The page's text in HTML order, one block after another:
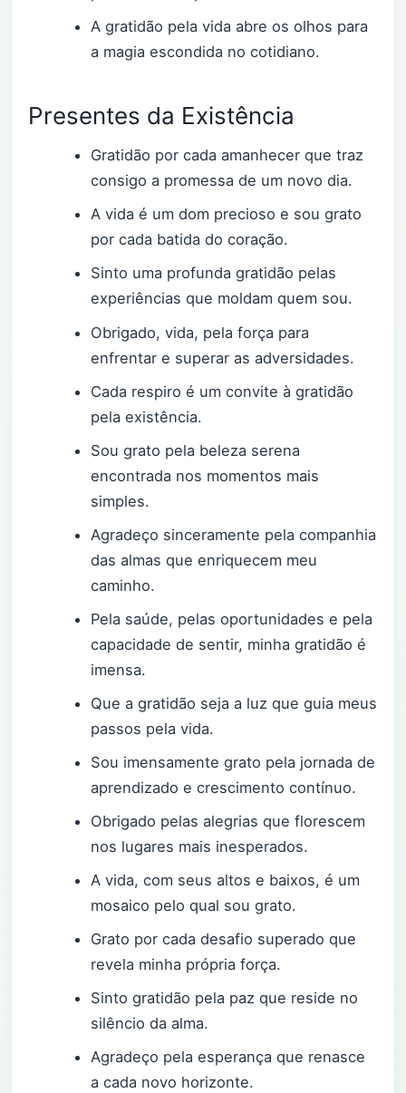
A gratidão pela vida abre os olhos para
a magia escondida no cotidiano.
Presentes da Existência
Gratidão por cada amanhecer que traz
consigo a promessa de um novo dia.
A vida é um dom precioso e sou grato
por cada batida do coração.
Sinto uma profunda gratidão pelas
experiências que moldam quem sou.
Obrigado, vida, pela força para
enfrentar e superar as adversidades.
Cada respiro é um convite à gratidão
pela existência.
Sou grato pela beleza serena
encontrada nos momentos mais
simples.
Agradeço sinceramente pela companhia
das almas que enriquecem meu
caminho.
Pela saúde, pelas oportunidades e pela
capacidade de sentir, minha gratidão é
imensa.
Que a gratidão seja a luz que guia meus
passos pela vida.
Sou imensamente grato pela jornada de
aprendizado e crescimento contínuo.
Obrigado pelas alegrias que florescem
nos lugares mais inesperados.
A vida, com seus altos e baixos, é um
mosaico pelo qual sou grato.
Grato por cada desafio superado que
revela minha própria força.
Sinto gratidão pela paz que reside no
silêncio da alma.
Agradeço pela esperança que renasce
a cada novo horizonte.